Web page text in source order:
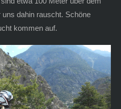
dahin rauscht. Schöne
kommen auf.